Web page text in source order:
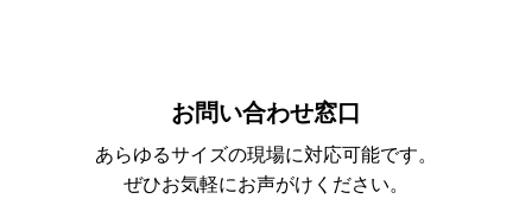
お問い合わせ窓口
あらゆるサイズの現場に対応可能です。
ぜひお気軽にお声がけください。